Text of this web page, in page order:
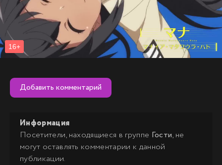
Добавить комментарий
Информация
Посетители, находящиеся в группе Гости, не
могут оставлять комментарии к данной
публикации.